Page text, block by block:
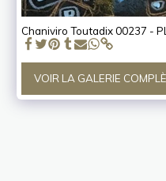
Chaniviro Toutadix 00237 -
VOIR LA GALERIE